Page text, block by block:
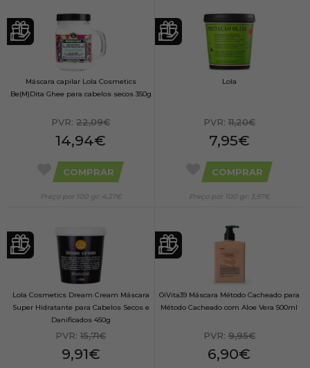
Máscara capilar Lola Cosmetics
Be(M)Dita Ghee para cabelos secos 350g
PVR: 22,09€
14,94€
COMPRAR
Preço por 100 gr: 4,27€
Lola
PVR:11,20€
7,95€
COMPRAR
Preço por 100 gr: 3,97€
Lola Cosmetics Dream Cream Máscara
Super Hidratante para Cabelos Secos e
Danificados 450g
PVR: 15,71€
9,91€
OiVita39 Máscara Método Cacheado para
Método Cacheado com Aloe Vera 500ml
PVR:9,95€
6,90€